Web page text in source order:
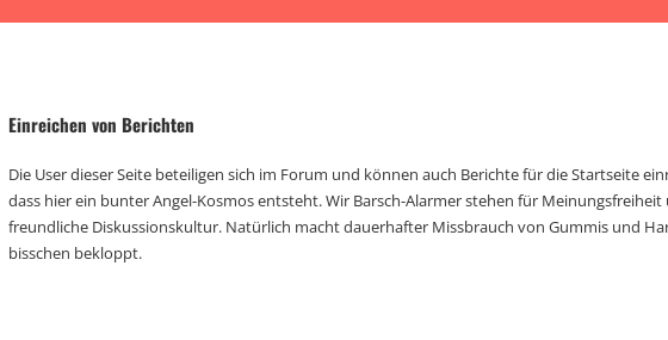
Einreichen von Berichten
Die User dieser Seite beteiligen sich im Forum und können auch Berichte für die Startseite
dass hier ein bunter Angel-Kosmos entsteht. Wir Barsch-Alarmer stehen für Meinungsfreiheit
freundliche Diskussionskultur. Natürlich macht dauerhafter Missbrauch von Gummis und
bisschen bekloppt.